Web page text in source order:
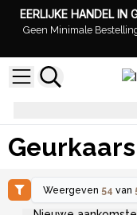
EERLIJKE HANDEL IN
Geen Minimale
Weergeven 54 van
Log in of registreer u